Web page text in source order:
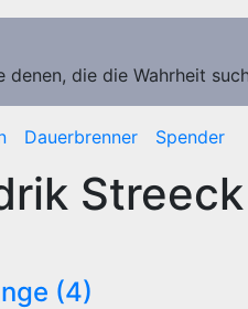
denen, die die Wahrheit
Dauerbrenner Spender
Streeck
(4)